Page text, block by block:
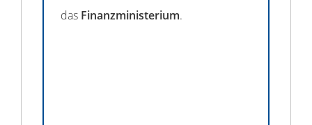
das Finanzministerium.